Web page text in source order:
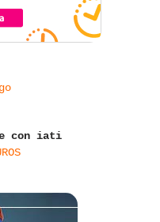
con iati